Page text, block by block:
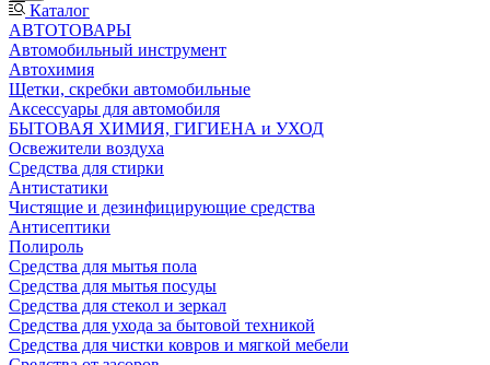
Каталог
АВТОТОВАРЫ
Автомобильный инструмент
Автохимия
Щетки, скребки автомобильные
Аксессуары для автомобиля
БЫТОВАЯ ХИМИЯ, ГИГИЕНА и УХОД
Освежители воздуха
Средства для стирки
Антистатики
Чистящие и дезинфицирующие средства
Антисептики
Полироль
Средства для мытья пола
Средства для мытья посуды
Средства для стекол и зеркал
Средства для ухода за бытовой техникой
Средства для чистки ковров и мягкой мебели